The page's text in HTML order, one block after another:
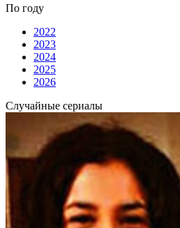
По году
2022
2023
2024
2025
2026
Случайные сериалы